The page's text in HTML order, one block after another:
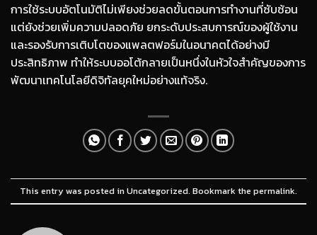
การใช้ระบบอัตโนมัติไม่เพียงช่วยลดขั้นตอนการทำงานที่ซับซ้อน
แต่ยังช่วยเพิ่มความปลอดภัย ยกระดับประสบการณ์ของผู้ใช้งาน
และรองรับการเติบโตของแพลตฟอร์มในอนาคตได้อย่างมี
ประสิทธิภาพ ทำให้ระบบออโต้กลายเป็นหนึ่งในหัวใจสำคัญของการ
พัฒนาเทคโนโลยีดิจิทัลยุคใหม่อย่างแท้จริง.
This entry was posted inUncategorized. Bookmark the permalink.